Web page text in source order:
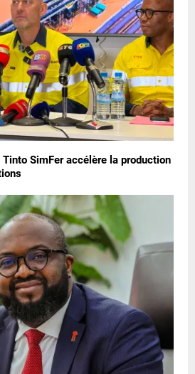
SimFer accélère la production